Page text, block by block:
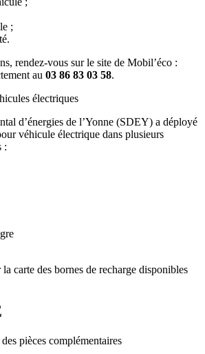
;
rendez-vous sur le site de Mobil’éco :
au 03 86 83 03 58.
électriques
d’énergies de l’Yonne (SDEY) a déployé
véhicule électrique dans plusieurs
:
carte des bornes de recharge disponibles
pièces complémentaires